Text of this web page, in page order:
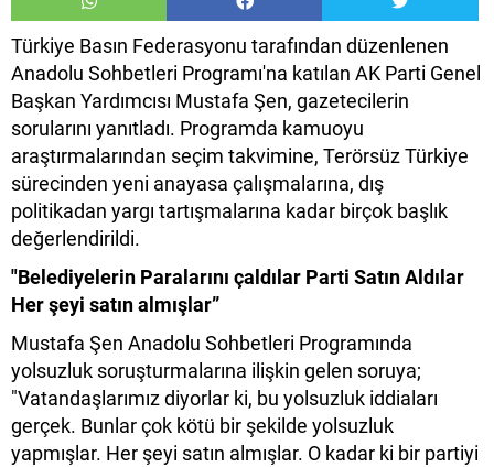
Türkiye Basın Federasyonu tarafından düzenlenen
Anadolu Sohbetleri Programı'na katılan AK Parti Genel
Başkan Yardımcısı Mustafa Şen, gazetecilerin
sorularını yanıtladı. Programda kamuoyu
araştırmalarından seçim takvimine, Terörsüz Türkiye
sürecinden yeni anayasa çalışmalarına, dış
politikadan yargı tartışmalarına kadar birçok başlık
değerlendirildi.
"Belediyelerin Paralarını çaldılar Parti Satın Aldılar
Her şeyi satın almışlar”
Mustafa Şen Anadolu Sohbetleri Programında
yolsuzluk soruşturmalarına ilişkin gelen soruya;
"Vatandaşlarımız diyorlar ki, bu yolsuzluk iddiaları
gerçek. Bunlar çok kötü bir şekilde yolsuzluk
yapmışlar. Her şeyi satın almışlar. O kadar ki bir partiyi